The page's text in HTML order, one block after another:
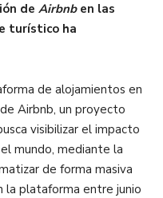
de Airbnben las
turístico ha
de alojamientos en
Airbnb, un proyecto
visibilizar el impacto
mundo, mediante la
de forma masiva
la plataforma entre junio